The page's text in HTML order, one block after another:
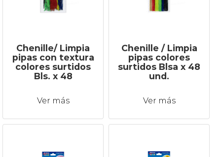
Chenille/ Limpia
pipas con textura
colores surtidos
Bls. x 48
Ver más
Chenille / Limpia
pipas colores
surtidos Blsa x 48
und.
Ver más